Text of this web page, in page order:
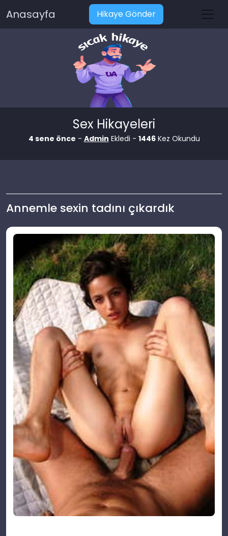
Anasayfa Hikaye Gönder
Sex Hikayeleri
4 sene önce - Admin Ekledi - 1446Kez Okundu
Annemle sexin tadını çıkardık